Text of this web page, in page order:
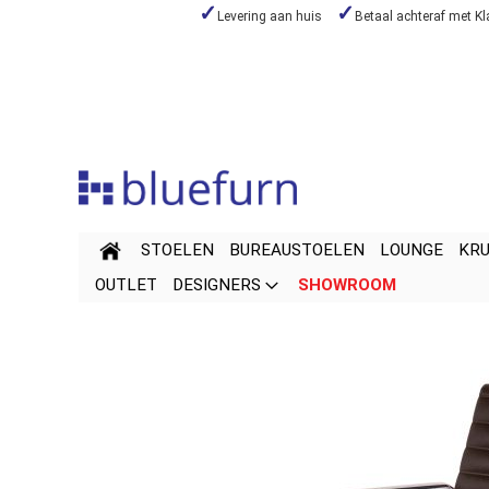
Levering aan huis Betaal achteraf met
STOELEN BUREAUSTOELEN LOUNGE
OUTLET
DESIGNERS SHOWROOM